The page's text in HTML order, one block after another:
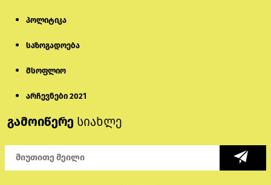
პოლიტიკა
საზოგადოება
მსოფლიო
არჩევნები 2021
გამოიწერე სიახლე